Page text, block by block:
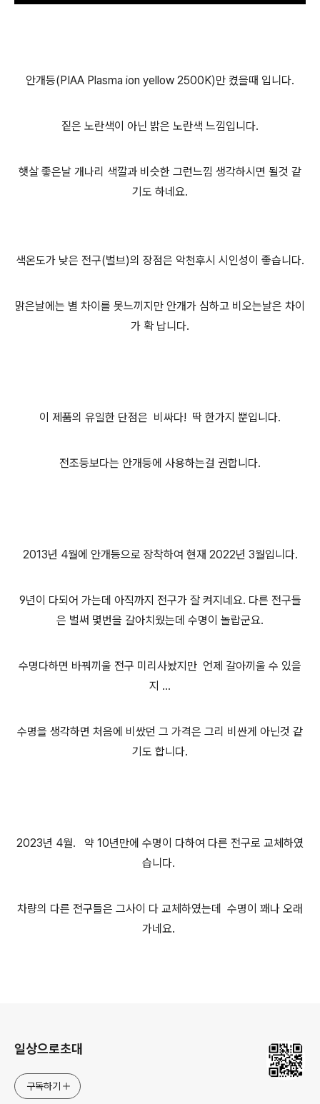
안개등(PIAA Plasma ion yellow 2500K)만 켰을때 입니다.
짙은 노란색이 아닌 밝은 노란색 느낌입니다.
햇살 좋은날 개나리 색깔과 비슷한 그런느낌 생각하시면 될것 같
기도 하네요.
색온도가 낮은 전구(벌브)의 장점은 악천후시 시인성이 좋습니다.
맑은날에는 별 차이를 못느끼지만 안개가 심하고 비오는날은 차이
가 확 납니다.
이 제품의 유일한 단점은 비싸다! 딱 한가지 뿐입니다.
전조등보다는 안개등에 사용하는걸 권합니다.
2013년 4월에 안개등으로 장착하여 현재 2022년 3월입니다.
9년이 다되어 가는데 아직까지 전구가 잘 켜지네요. 다른 전구들
은 벌써 몇번을 갈아치웠는데 수명이 놀랍군요.
수명다하면 바꿔끼울 전구 미리사놨지만 언제 갈아끼울 수 있을
지 ...
수명을 생각하면 처음에 비쌌던 그 가격은 그리 비싼게 아닌것 같
기도 합니다.
2023년 4월. 약 10년만에 수명이 다하여 다른 전구로 교체하였
습니다.
차량의 다른 전구들은 그사이 다 교체하였는데 수명이 꽤나 오래
가네요.
일상으로초대
구독하기